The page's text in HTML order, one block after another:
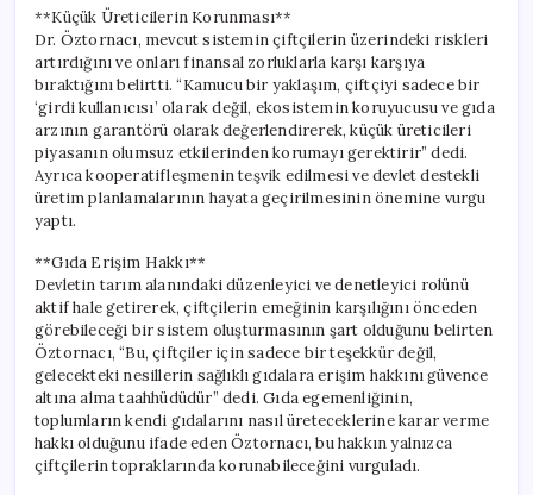
**Küçük Üreticilerin Korunması**
Dr. Öztornacı, mevcut sistemin çiftçilerin üzerindeki riskleri
artırdığını ve onları finansal zorluklarla karşı karşıya
bıraktığını belirtti. “Kamucu bir yaklaşım, çiftçiyi sadece bir
‘girdi kullanıcısı’ olarak değil, ekosistemin koruyucusu ve gıda
arzının garantörü olarak değerlendirerek, küçük üreticileri
piyasanın olumsuz etkilerinden korumayı gerektirir” dedi.
Ayrıca kooperatifleşmenin teşvik edilmesi ve devlet destekli
üretim planlamalarının hayata geçirilmesinin önemine vurgu
yaptı.
**Gıda Erişim Hakkı**
Devletin tarım alanındaki düzenleyici ve denetleyici rolünü
aktif hale getirerek, çiftçilerin emeğinin karşılığını önceden
görebileceği bir sistem oluşturmasının şart olduğunu belirten
Öztornacı, “Bu, çiftçiler için sadece bir teşekkür değil,
gelecekteki nesillerin sağlıklı gıdalara erişim hakkını güvence
altına alma taahhüdüdür” dedi. Gıda egemenliğinin,
toplumların kendi gıdalarını nasıl üreteceklerine karar verme
hakkı olduğunu ifade eden Öztornacı, bu hakkın yalnızca
çiftçilerin topraklarında korunabileceğini vurguladı.